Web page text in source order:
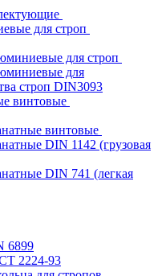
для строп
для строп
для
строп DIN3093
винтовые
винтовые
DIN 1142 (грузовая
DIN 741 (легкая
6899
2224-93